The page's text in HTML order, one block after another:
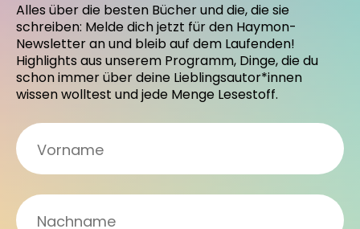
Alles über die besten Bücher und die, die sie
schreiben: Melde dich jetzt für den Haymon-
Newsletter an und bleib auf dem Laufenden!
Highlights aus unserem Programm, Dinge, die du
schon immer über deine Lieblingsautor*innen
wissen wolltest und jede Menge Lesestoff.